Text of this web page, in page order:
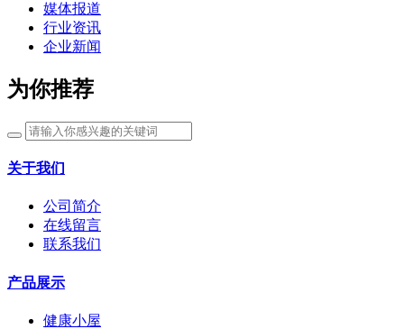
媒体报道
行业资讯
企业新闻
为你推荐
关于我们
公司简介
在线留言
联系我们
产品展示
健康小屋